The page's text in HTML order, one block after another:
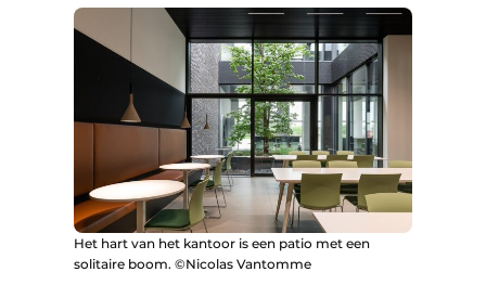
Het hart van het kantoor is een patio met een
solitaire boom. ©Nicolas Vantomme